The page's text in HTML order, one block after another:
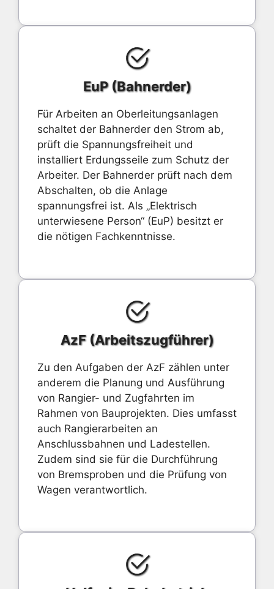
EuP (Bahnerder)
Für Arbeiten an Oberleitungsanlagen
schaltet der Bahnerder den Strom ab,
prüft die Spannungsfreiheit und
installiert Erdungsseile zum Schutz der
Arbeiter. Der Bahnerder prüft nach dem
Abschalten, ob die Anlage
spannungsfrei ist. Als „Elektrisch
unterwiesene Person“ (EuP) besitzt er
die nötigen Fachkenntnisse.
AzF (Arbeitszugführer)
Zu den Aufgaben der AzF zählen unter
anderem die Planung und Ausführung
von Rangier- und Zugfahrten im
Rahmen von Bauprojekten. Dies umfasst
auch Rangierarbeiten an
Anschlussbahnen und Ladestellen.
Zudem sind sie für die Durchführung
von Bremsproben und die Prüfung von
Wagen verantwortlich.